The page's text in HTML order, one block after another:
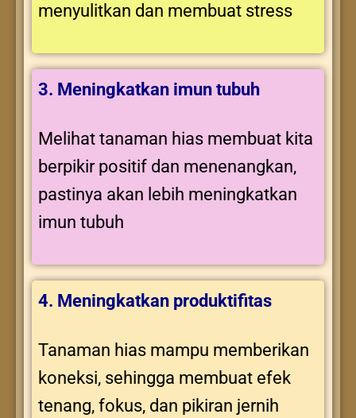
menyulitkan dan membuat stress
3. Meningkatkan imun tubuh
Melihat tanaman hias membuat kita
berpikir positif dan menenangkan,
pastinya akan lebih meningkatkan
imun tubuh
4. Meningkatkan produktifitas
Tanaman hias mampu memberikan
koneksi, sehingga membuat efek
tenang, fokus, dan pikiran jernih